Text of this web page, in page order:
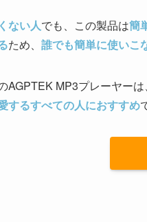
ない人でも、この製品は簡
ため、 誰でも簡単に使いこ
AGPTEK MP3プレーヤーは、
するすべての人におすすめ